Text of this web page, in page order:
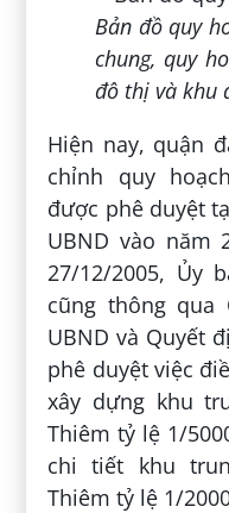
Bản đồ quy
chung, quy
đô thị và khu
Hiện nay, quận
chỉnh quy
được phê duyệt
UBND vào năm
27/12/2005, Ủy
cũng thông qua
UBND và Quyết
phê duyệt việc
xây dựng khu
Thiêm tỷ lệ 1/
chi tiết khu
Thiêm tỷ lệ 1/